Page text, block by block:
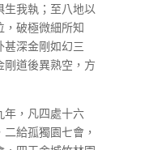
我執；至八地以
，破極微細所知
甚深金剛如幻三
剛道後異熟空，方
年，凡四處十六
給孤獨園七會，